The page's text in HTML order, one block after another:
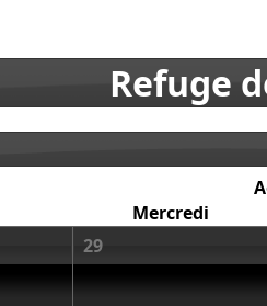
Refuge
Mercredi
29